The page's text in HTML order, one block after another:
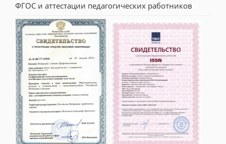
ФГОС и аттестации педагогических работников